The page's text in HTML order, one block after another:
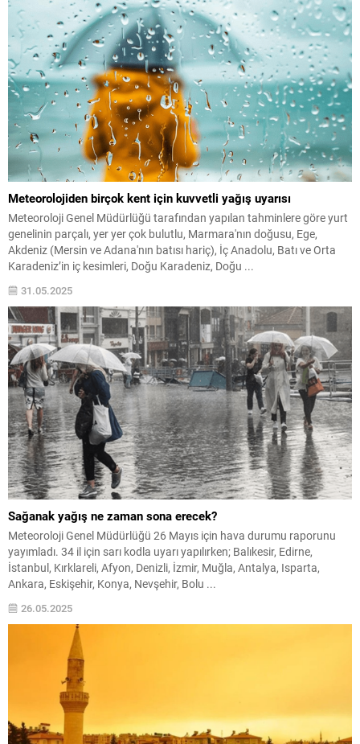
Meteorolojiden birçok kent için kuvvetli yağış uyarısı
Meteoroloji Genel Müdürlüğü tarafından yapılan tahminlere göre yurt
genelinin parçalı, yer yer çok bulutlu, Marmara'nın doğusu, Ege,
Akdeniz (Mersin ve Adana'nın batısı hariç), İç Anadolu, Batı ve Orta
Karadeniz’in iç kesimleri, Doğu Karadeniz, Doğu ...
31.05.2025
Sağanak yağış ne zaman sona erecek?
Meteoroloji Genel Müdürlüğü 26 Mayıs için hava durumu raporunu
yayımladı. 34 il için sarı kodla uyarı yapılırken; Balıkesir, Edirne,
İstanbul, Kırklareli, Afyon, Denizli, İzmir, Muğla, Antalya, Isparta,
Ankara, Eskişehir, Konya, Nevşehir, Bolu ...
26.05.2025